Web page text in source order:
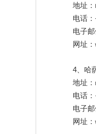
地址：
电话：
电子邮
网址：
4、哈
地址：
电话：
电子邮
网址：